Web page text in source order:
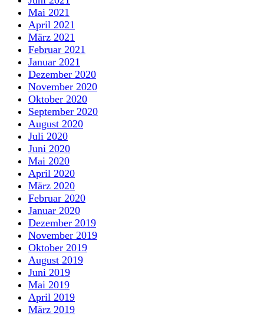
Mai 2021
April 2021
März 2021
Februar 2021
Januar 2021
Dezember 2020
November 2020
Oktober 2020
September 2020
August 2020
Juli 2020
Juni 2020
Mai 2020
April 2020
März 2020
Februar 2020
Januar 2020
Dezember 2019
November 2019
Oktober 2019
August 2019
Juni 2019
Mai 2019
April 2019
März 2019